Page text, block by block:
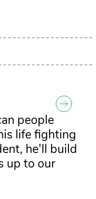
people
life fighting
he'll build
up to our